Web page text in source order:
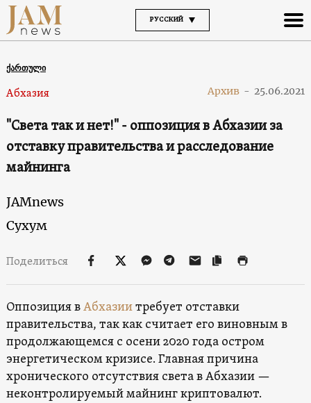
РУССКИЙ
ქართული
Абхазия Архив - 25.06.2021
"Света так и нет!" - оппозиция в Абхазии за
отставку правительства и расследование
майнинга
JAMnews
Сухум
Поделиться
Оппозиция вАбхазиитребует отставки
правительства, так как считает его виновным в
продолжающемся с осени 2020 года остром
энергетическом кризисе. Главная причина
хронического отсутствия света в Абхазии —
неконтролируемый майнинг криптовалют.